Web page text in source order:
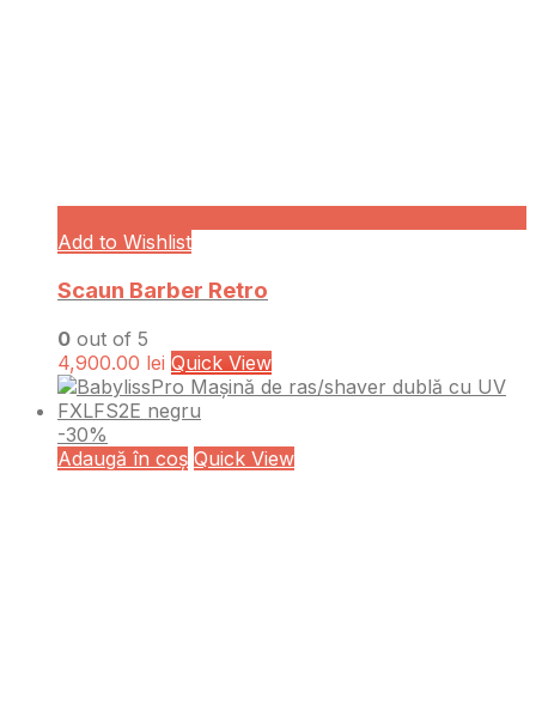
Add to Wishlist
Scaun Barber Retro
0 out of 5
4,900.00 lei Quick View
-30%
Adaugă în coș Quick View